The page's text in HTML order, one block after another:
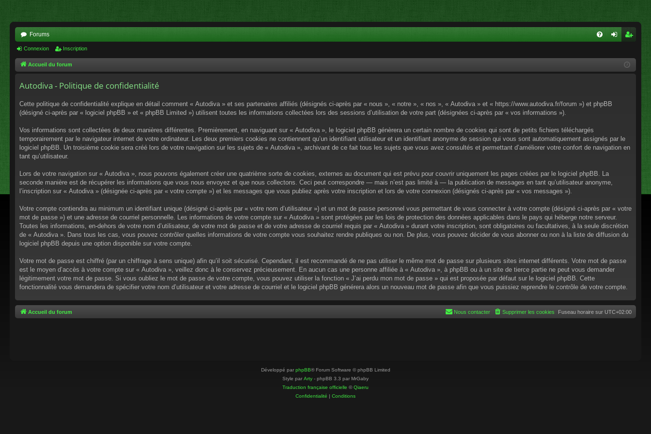
Forums
cri
Connexion Inscription
Accueil du forum
Autodiva - Politique de confidentialité
Cette politique de confidentialité explique en détail comment « Autodiva » et ses partenaires affiliés (désignés ci-après par « nous », « notre », « nos », « Autodiva » et « https://www.autodiva.fr/forum ») et phpBB
(désigné ci-après par « logiciel phpBB » et « phpBB Limited ») utilisent toutes les informations collectées lors des sessions d’utilisation de votre part (désignées ci-après par « vos informations »).
Vos informations sont collectées de deux manières différentes. Premièrement, en naviguant sur « Autodiva », le logiciel phpBB génèrera un certain nombre de cookies qui sont de petits fichiers téléchargés
temporairement par le navigateur internet de votre ordinateur. Les deux premiers cookies ne contiennent qu’un identifiant utilisateur et un identifiant anonyme de session qui vous sont automatiquement assignés par le
logiciel phpBB. Un troisième cookie sera créé lors de votre navigation sur les sujets de « Autodiva », archivant de ce fait tous les sujets que vous avez consultés et permettant d’améliorer votre confort de navigation en
tant qu’utilisateur.
Lors de votre navigation sur « Autodiva », nous pouvons également créer une quatrième sorte de cookies, externes au document qui est prévu pour couvrir uniquement les pages créées par le logiciel phpBB. La
seconde manière est de récupérer les informations que vous nous envoyez et que nous collectons. Ceci peut correspondre — mais n’est pas limité à — la publication de messages en tant qu’utilisateur anonyme,
l’inscription sur « Autodiva » (désignée ci-après par « votre compte ») et les messages que vous publiez après votre inscription et lors de votre connexion (désignés ci-après par « vos messages »).
Votre compte contiendra au minimum un identifiant unique (désigné ci-après par « votre nom d’utilisateur ») et un mot de passe personnel vous permettant de vous connecter à votre compte (désigné ci-après par « votre
mot de passe ») et une adresse de courriel personnelle. Les informations de votre compte sur « Autodiva » sont protégées par les lois de protection des données applicables dans le pays qui héberge notre serveur.
Toutes les informations, en-dehors de votre nom d’utilisateur, de votre mot de passe et de votre adresse de courriel requis par « Autodiva » durant votre inscription, sont obligatoires ou facultatives, à la seule discrétion
de « Autodiva ». Dans tous les cas, vous pouvez contrôler quelles informations de votre compte vous souhaitez rendre publiques ou non. De plus, vous pouvez décider de vous abonner ou non à la liste de diffusion du
logiciel phpBB depuis une option disponible sur votre compte.
Votre mot de passe est chiffré (par un chiffrage à sens unique) afin qu’il soit sécurisé. Cependant, il est recommandé de ne pas utiliser le même mot de passe sur plusieurs sites internet différents. Votre mot de passe
est le moyen d’accès à votre compte sur « Autodiva », veillez donc à le conservez précieusement. En aucun cas une personne affiliée à « Autodiva », à phpBB ou à un site de tierce partie ne peut vous demander
légitimement votre mot de passe. Si vous oubliez le mot de passe de votre compte, vous pouvez utiliser la fonction « J’ai perdu mon mot de passe » qui est proposée par défaut sur le logiciel phpBB. Cette
fonctionnalité vous demandera de spécifier votre nom d’utilisateur et votre adresse de courriel et le logiciel phpBB générera alors un nouveau mot de passe afin que vous puissiez reprendre le contrôle de votre compte.
Accueil du forum Fuseau horaire sur UTC+02:00
Supprimer les cookies
Nous contacter
Développé par phpBB® Forum Software © phpBB Limited
Style par Arty - phpBB 3.3 par MrGaby
Traduction française officielle ©Qiaeru
Confidentialité | Conditions